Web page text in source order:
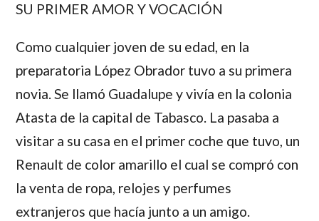
SU PRIMER AMOR Y VOCACIÓN
Como cualquier joven de su edad, en la
preparatoria López Obrador tuvo a su primera
novia. Se llamó Guadalupe y vivía en la colonia
Atasta de la capital de Tabasco. La pasaba a
visitar a su casa en el primer coche que tuvo, un
Renault de color amarillo el cual se compró con
la venta de ropa, relojes y perfumes
extranjeros que hacía junto a un amigo.